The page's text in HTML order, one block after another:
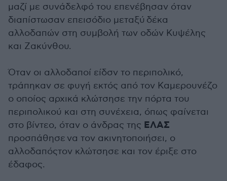
μαζί με συνάδελφό του επενέβησαν όταν
διαπίστωσαν επεισόδιο μεταξύ δέκα
αλλοδαπών στη συμβολή των οδών Κυψέλης
και Ζακύνθου.
Όταν οι αλλοδαποί είδσν το περιπολικό,
τράπηκαν σε φυγή εκτός από τον Καμερουνέζο
ο οποίος αρχικά κλώτσησε την πόρτα του
περιπολικού και στη συνέχεια, όπως φαίνεται
στο βίντεο, όταν ο άνδρας της ΕΛΑΣ
προσπάθησε να τον ακινητοποιήσει, ο
αλλοδαπόςτον κλώτσησε και τον έριξε στο
έδαφος.